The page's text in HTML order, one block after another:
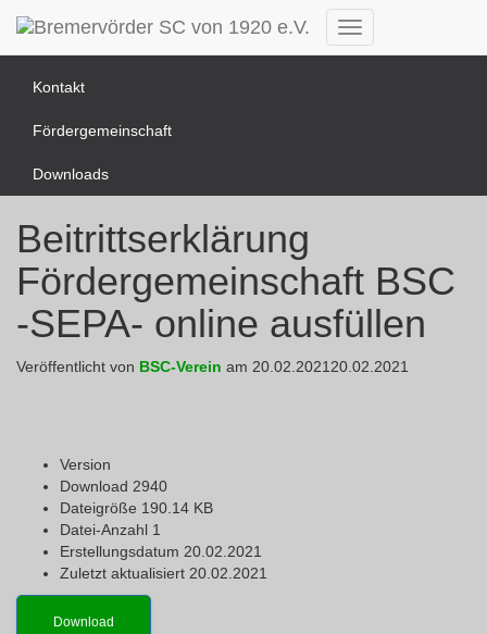
Kontakt
Fördergemeinschaft
Downloads
Navigation
Beitrittserklärung
Fördergemeinschaft BSC
-SEPA- online ausfüllen
Veröffentlicht von BSC-Verein am 20.02.2021 20.02.2021
Version
Download 2940
Dateigröße 190.14 KB
Datei-Anzahl 1
Erstellungsdatum 20.02.2021
Zuletzt aktualisiert 20.02.2021
Download